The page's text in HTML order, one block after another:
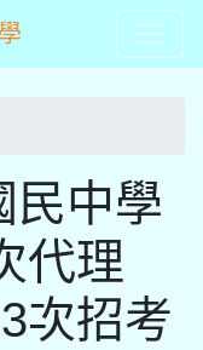
民中學
代理
次招考